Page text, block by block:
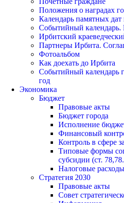
Положения о наградах
Календарь памятных
Событийный календарь.
Ирбитский
Партнеры Ирбита.
Фотоальбом
Как доехать до Ирбита
Событийный календарь
год
Экономика
Бюджет
Правовые акты
Бюджет города
Исполнение
Финансовый
Контроль в сфере
Типовые формы
субсидии (ст.
Налоговые расходы
Стратегия 2030
Правовые акты
Совет